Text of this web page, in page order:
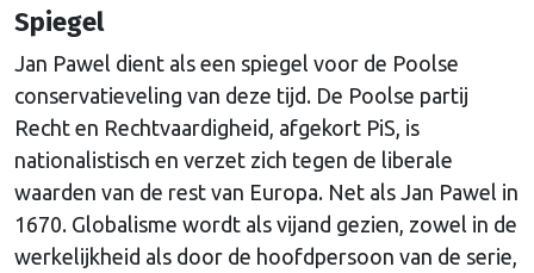
Spiegel
Jan Pawel dient als een spiegel voor de Poolse
conservatieveling van deze tijd. De Poolse partij
Recht en Rechtvaardigheid, afgekort PiS, is
nationalistisch en verzet zich tegen de liberale
waarden van de rest van Europa. Net als Jan Pawel in
1670. Globalisme wordt als vijand gezien, zowel in de
werkelijkheid als door de hoofdpersoon van de serie,